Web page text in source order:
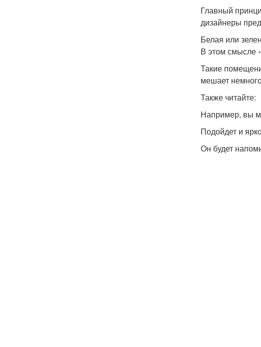
Главный
дизайнеры
Белая или
В этом смысле
Такие
мешает
Также читайте:
Например, вы
Подойдет и
Он будет